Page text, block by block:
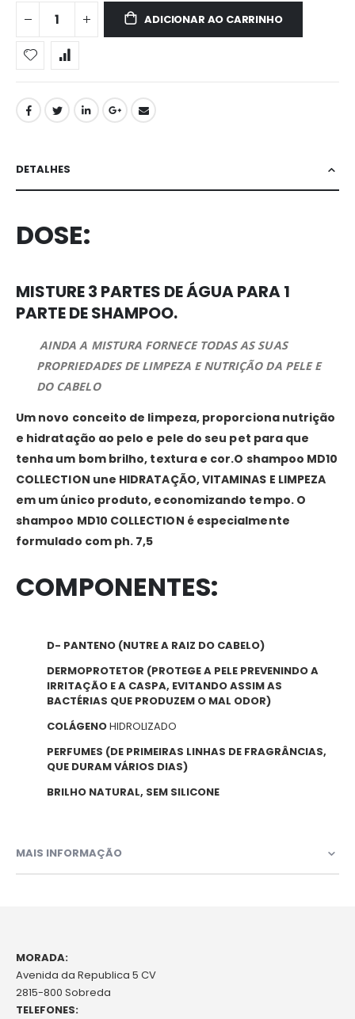
ADICIONAR AO CARRINHO
DETALHES
DOSE:
MISTURE 3 PARTES DE ÁGUA PARA 1
PARTE DE SHAMPOO.
AINDA A MISTURA FORNECE TODAS AS SUAS
PROPRIEDADES DE LIMPEZA E NUTRIÇÃO DA PELE E
DO CABELO
Um novo conceito de limpeza, proporciona nutrição
e hidratação ao pelo e pele do seu pet para que
tenha um bom brilho, textura e cor.O shampoo MD10
COLLECTION une HIDRATAÇÃO, VITAMINAS E LIMPEZA
em um único produto, economizando tempo. O
shampoo MD10 COLLECTION é especialmente
formulado com ph. 7,5
COMPONENTES:
D- PANTENO (NUTRE A RAIZ DO CABELO)
DERMOPROTETOR (PROTEGE A PELE PREVENINDO A
IRRITAÇÃO E A CASPA, EVITANDO ASSIM AS
BACTÉRIAS QUE PRODUZEM O MAL ODOR)
COLÁGENOHIDROLIZADO
PERFUMES (DE PRIMEIRAS LINHAS DE FRAGRÂNCIAS,
QUE DURAM VÁRIOS DIAS)
BRILHO NATURAL, SEM SILICONE
MAIS INFORMAÇÃO
MORADA:
Avenida da Republica 5 CV
2815-800 Sobreda
TELEFONES: